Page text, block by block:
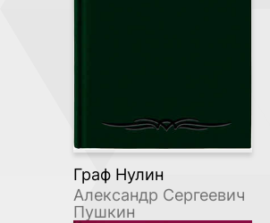
Граф Нулин
Александр Сергеевич
Пушкин